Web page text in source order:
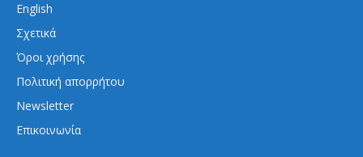
English
Σχετικά
Όροι χρήσης
Πολιτική απορρήτου
Newsletter
Επικοινωνία